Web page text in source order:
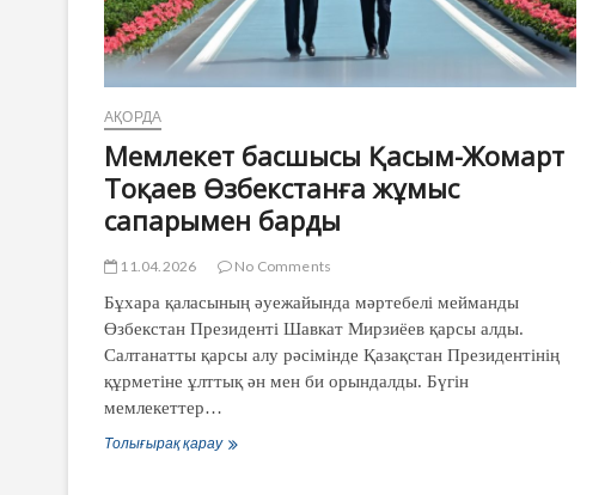
АҚОРДА
Мемлекет басшысы Қасым-Жомарт
Тоқаев Өзбекстанға жұмыс
сапарымен барды
11.04.2026 No Comments
Бұхара қаласының әуежайында мәртебелі мейманды
Өзбекстан Президенті Шавкат Мирзиёев қарсы алды.
Салтанатты қарсы алу рәсімінде Қазақстан Президентінің
құрметіне ұлттық ән мен би орындалды. Бүгін
мемлекеттер…
Толығырақ қарауМемлекет